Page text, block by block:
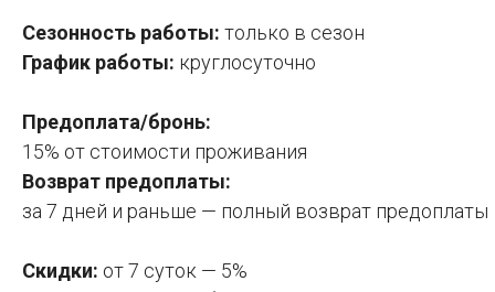
Сезонность работы: только в сезон
График работы: круглосуточно
Предоплата/бронь:
15% от стоимости проживания
Возврат предоплаты:
за 7 дней и раньше — полный возврат предоплаты
Скидки: от 7 суток — 5%